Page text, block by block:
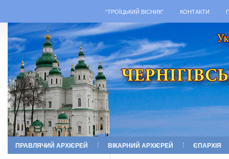
“ТРОЇЦЬКИЙ ВІСНИК” КОНТАКТИ
ПРАВЛЯЧИЙ АРХІЄРЕЙ ВІКАРНИЙ АРХІЄРЕЙ ЄПАРХІЯ